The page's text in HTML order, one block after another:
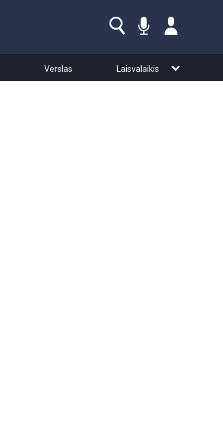
Verslas Laisvalaikis